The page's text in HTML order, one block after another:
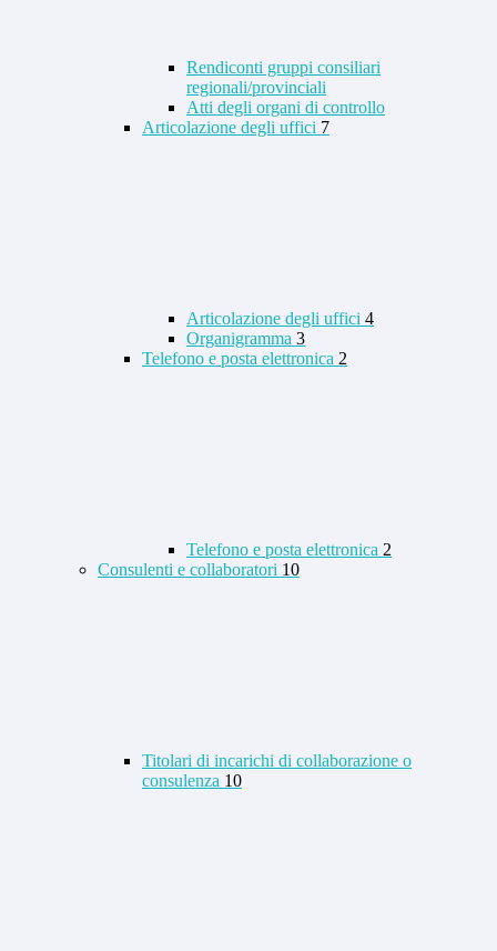
Rendiconti gruppi consiliari
regionali/provinciali
Atti degli organi di controllo
Articolazione degli uffici 7
Articolazione degli uffici 4
Organigramma 3
Telefono e posta elettronica 2
Telefono e posta elettronica 2
Consulenti e collaboratori 10
Titolari di incarichi di collaborazione o
consulenza 10